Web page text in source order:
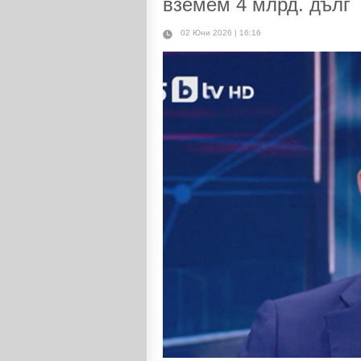
вземем 4 млрд. дълг
02 Юни 2026 | 16:16